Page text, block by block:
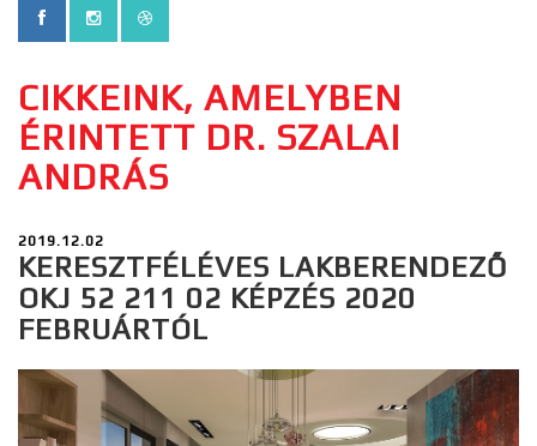
CIKKEINK, AMELYBEN
ÉRINTETT DR. SZALAI
ANDRÁS
2019.12.02
KERESZTFÉLÉVES LAKBERENDEZŐ
OKJ 52 211 02 KÉPZÉS 2020
FEBRUÁRTÓL